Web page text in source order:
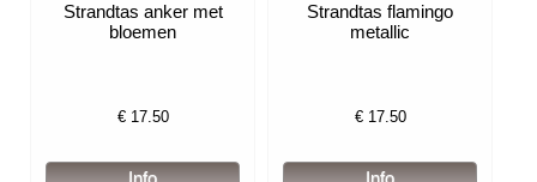
Strandtas anker met
bloemen
€ 17.50
Strandtas flamingo
metallic
€ 17.50